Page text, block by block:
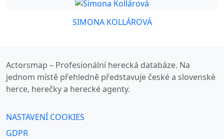
SIMONA KOLLÁROVÁ
Actorsmap – Profesionální herecká databáze. Na
jednom místě přehledně představuje české a slovenské
herce, herečky a herecké agenty.
NASTAVENÍ COOKIES
GDPR